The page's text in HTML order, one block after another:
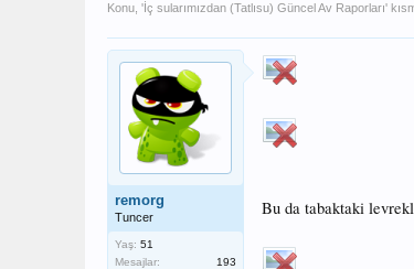
Konu, 'İç sularımızdan (Tatlısu) Güncel Av Raporları'
remorg
Tuncer
Yaş: 51
Mesajlar:
193
Bu da tabaktaki